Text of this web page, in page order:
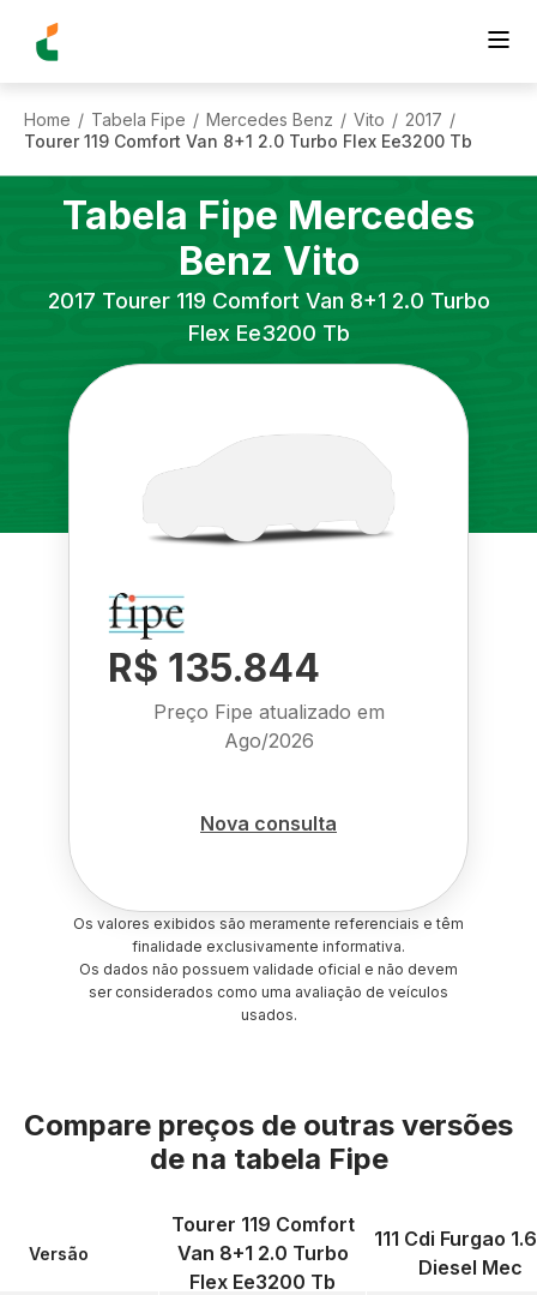
Home / Tabela Fipe / Mercedes Benz / Vito / 2017 /
Tourer 119 Comfort Van 8+1 2.0 Turbo Flex Ee3200 Tb
Tabela Fipe Mercedes
Benz Vito
2017 Tourer 119 Comfort Van 8+1 2.0 Turbo
Flex Ee3200 Tb
R$ 135.844
Preço Fipe atualizado em
Ago/2026
Nova consulta
Os valores exibidos são meramente referenciais e têm
finalidade exclusivamente informativa.
Os dados não possuem validade oficial e não devem
ser considerados como uma avaliação de veículos
usados.
Compare preços de outras versões
de na tabela Fipe
Versão
Tourer 119 Comfort
Van 8+1 2.0 Turbo
Flex Ee3200 Tb
111 Cdi Furgao
Diesel Mec